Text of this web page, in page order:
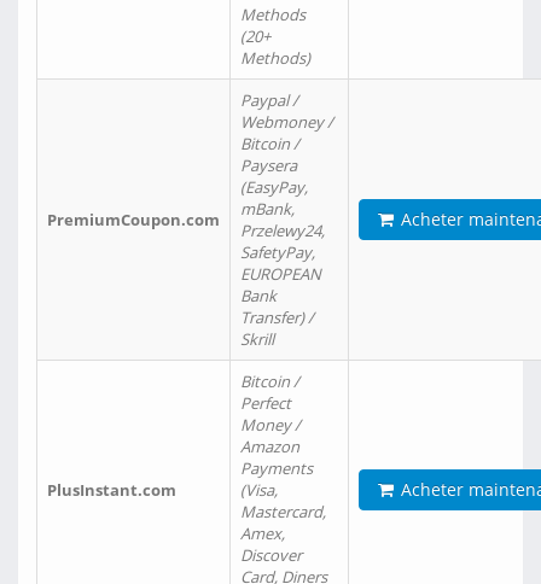
Methods
(20+
Methods)
PremiumCoupon.com
Paypal /
Webmoney /
Bitcoin /
Paysera
(EasyPay,
mBank,
Przelewy24,
SafetyPay,
EUROPEAN
Bank
Transfer) /
Skrill
Acheter
PlusInstant.com
Bitcoin /
Perfect
Money /
Amazon
Payments
(Visa,
Mastercard,
Amex,
Discover
Card, Diners
Acheter